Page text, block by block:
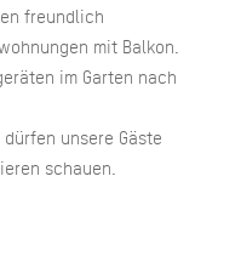
freundlich
mit Balkon.
im Garten nach
unsere Gäste
schauen.